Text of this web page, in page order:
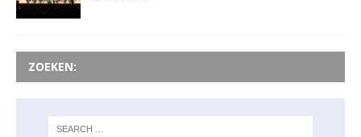
ZOEKEN: